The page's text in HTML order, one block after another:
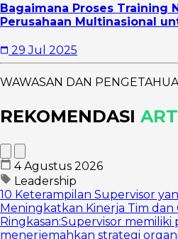
Bagaimana Proses Training
Perusahaan Multinasional
29 Jul 2025
WAWASAN DAN
REKOMENDASI
4 Agustus 2026
Leadership
10 Keterampilan Supervisor
Meningkatkan Kinerja Tim dan
Ringkasan:Supervisor
menerjemahkan strategi